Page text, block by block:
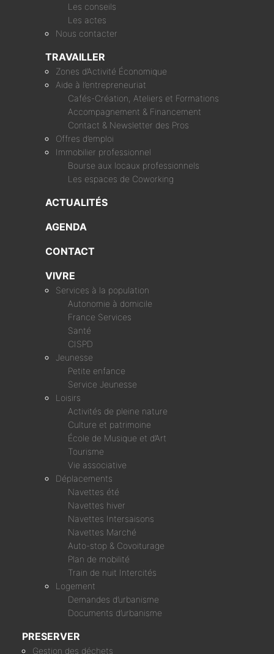
Les conseils
Les actes
Nous contacter
TRAVAILLER
Zones d’Activité Économique
Aide à l’entrepreneuriat
Cafés-Création, Ateliers et Formations
Accompagnement & Financement
Contact & Newsletter des Pros
Offres d’emploi
Immobilier professionnel
Bourse aux locaux professionnels
Les espaces de Coworking
ACTUALITÉS
AGENDA
CONTACT
VIVRE
Services à la population
Autonomie à domicile
France Services
Santé
CISPD
Jeunesse
Petite enfance
Service Jeunesse
Loisirs
Activités de pleine nature
Culture et patrimoine
École de Musique et d’Art
Tourisme
Vie associative
Déplacements
Navettes été
Navettes hiver
Navettes Intersaisons
Navettes Marché
Auto-stop & Covoiturage
Plan de mobilité
Train de nuit Intercités
Logement
Demandes d’urbanisme
Documents d’urbanisme
PRESERVER
Gestion des déchets